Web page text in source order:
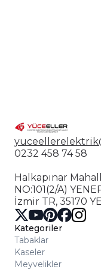
0232 458 74 58
Halkapınar
NO:101(2/A)
İzmir TR, 35170
Kategoriler
Tabaklar
Kaseler
Meyvelikler